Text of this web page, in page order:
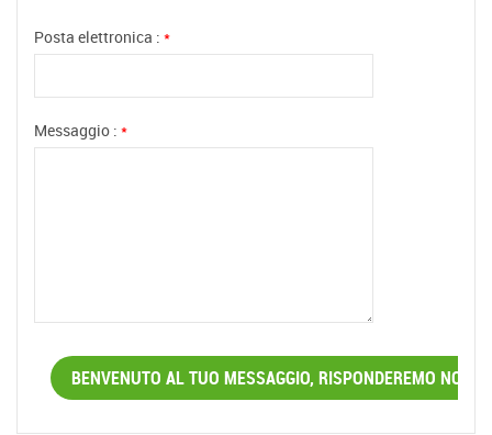
Posta elettronica : *
Messaggio : *